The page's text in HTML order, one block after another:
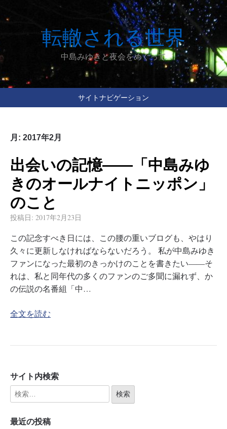
転轍される世界
中島みゆきと夜会をめぐって
サイトナビゲーション
月: 2017年2月
出会いの記憶――「中島みゆ
きのオールナイトニッポン」
のこと
投稿日: 2017年2月23日
この記念すべき日には、この腰の重いブログも、やはり
久々に更新しなければならないだろう。 私が中島みゆき
ファンになった最初のきっかけのことを書きたい――そ
れは、私と同年代の多くのファンのご多聞に漏れず、か
の伝説の名番組「中…
全文を読む
サイト内検索
最近の投稿